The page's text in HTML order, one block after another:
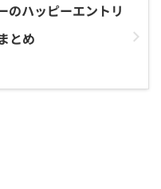
のハッピーエントリ
とめ